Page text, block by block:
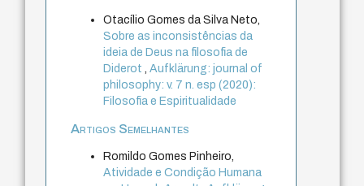
Otacílio Gomes da Silva Neto,
Sobre as inconsistências da
ideia de Deus na filosofia de
Diderot
,Aufklärung: journal of
philosophy: v. 7 n. esp (2020):
Filosofia e Espiritualidade
Artigos Semelhantes
Romildo Gomes Pinheiro,
Atividade e Condição Humana